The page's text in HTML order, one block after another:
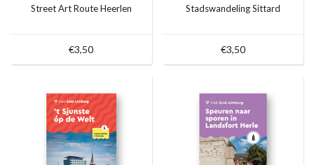
Street Art Route Heerlen
€3,50
Stadswandeling Sittard
€3,50